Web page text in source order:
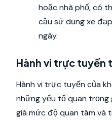
hoặc nhà phố, có
cầu sử dụng xe
ngày.
Hành vi trực tuyến
Hành vi trực tuyến của
những yếu tố quan trọng
giá mức độ quan tâm và